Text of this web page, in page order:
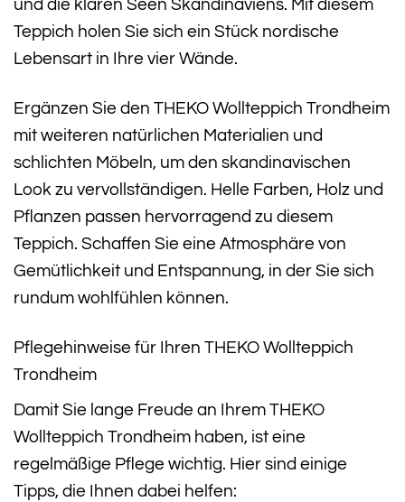
und die klaren Seen Skandinaviens. Mit diesem
Teppich holen Sie sich ein Stück nordische
Lebensart in Ihre vier Wände.
Ergänzen Sie den THEKO Wollteppich Trondheim
mit weiteren natürlichen Materialien und
schlichten Möbeln, um den skandinavischen
Look zu vervollständigen. Helle Farben, Holz und
Pflanzen passen hervorragend zu diesem
Teppich. Schaffen Sie eine Atmosphäre von
Gemütlichkeit und Entspannung, in der Sie sich
rundum wohlfühlen können.
Pflegehinweise für Ihren THEKO Wollteppich
Trondheim
Damit Sie lange Freude an Ihrem THEKO
Wollteppich Trondheim haben, ist eine
regelmäßige Pflege wichtig. Hier sind einige
Tipps, die Ihnen dabei helfen: